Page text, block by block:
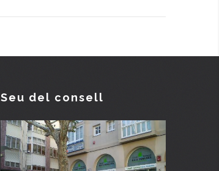
Seu del consell